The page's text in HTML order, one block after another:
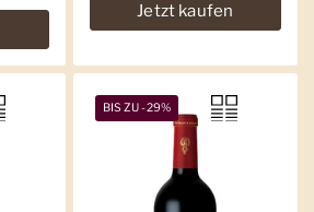
Jetzt kaufen
BIS ZU -29%